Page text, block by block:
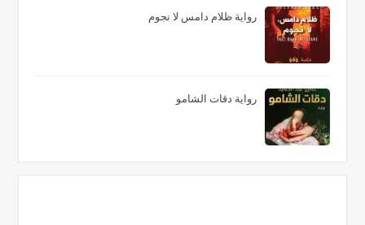
رواية ظلام دامس لا نجوم
رواية دقات الشامو